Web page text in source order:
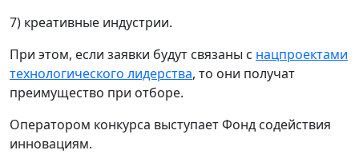
7) креативные индустрии.
При этом, если заявки будут связаны с нацпроектами
технологического лидерства, то они получат
преимущество при отборе.
Оператором конкурса выступает Фонд содействия
инновациям.